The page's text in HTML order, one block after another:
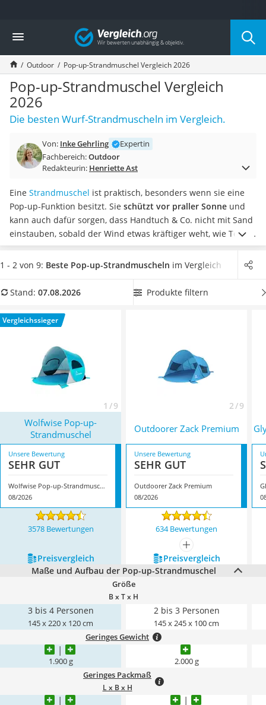
Die beliebtesten Vergleiche nach Kategorie
Freizeit & Sport
Gartentrampolin
Trampolin
Metalldetektor
Eufab-Fahrradträger
Trampolin 366 cm
Fahrradschloss
Futterboot
Air Bike
Trekkingschuhe Herren
Reisetasche mit Rollen
Klimmzugstation
Koffer
Nachtsichtgerät
Handgepäck-Koffer
Wanderschuhe Herren
Sicherheitsweste Reiten
Service
Vergleich
Outdoor Pop-up-Strandmuschel Vergleich 2026
Pop-up-Strandmuschel Vergleich
2026
Die besten Wurf-Strandmuscheln im Vergleich.
Von: Inke Gehrling
Expertin
Fachbereich:Outdoor
Redakteurin: Henriette Ast
Eine Strandmuschel ist praktisch, besonders wenn sie eine
Pop-up-Funktion besitzt. Sie schützt vor praller Sonne und
kann auch dafür sorgen, dass Handtuch & Co. nicht mit Sand
einstauben, sobald der Wind etwas kräftiger weht, wie Tests
im Internet zeigen. Je nach Modell eignet sie sichfür eine bis
vier Personen. Wählen Sie jetzt eine Pop-up-Strandmuschel
versehenist, damit sich die warme Luft im Inneren nicht
ModellWolfwise Pop-up-Strandmuschel
Eigenschaften.
1 - 2 von 9: Beste Pop-up-Strandmuscheln im Vergleich
Stand: 07.08.2026 Produkte filtern
Vergleichssieger
1 / 9 2 / 9
Wolfwise Pop-up-
Strandmuschel
Outdoorer Zack Premium
Unsere Bewertung
SEHR GUT
Wolfwise Pop-up-Strandmuschel
08/2026
Unsere Bewertung
SEHR GUT
Outdoorer Zack Premium
08/2026
3578 Bewertungen 634 Bewertungen
mehr anzeigen
Preis­vergleich
Preis­vergleich
Maße und Aufbau der Pop-up-Strandmuschel
Größe
B x T x H
3 bis 4 Personen
145 x 220 x 120 cm
2 bis 3 Personen
145 x 245 x 100 cm
Geringes Gewicht
1.900 g 2.000 g
Geringes Packmaß
L x B x H